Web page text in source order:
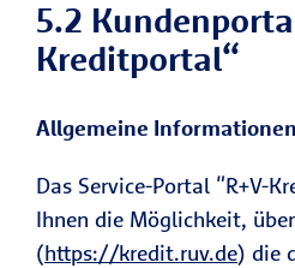
5.2
Kreditportal“
Allgemeine Informationen
Das Service-Portal "R+V-
Ihnen die Möglichkeit,
(https://kredit.ruv.de) die